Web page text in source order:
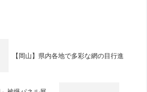
【岡山】県内各地で多彩な網の目行進